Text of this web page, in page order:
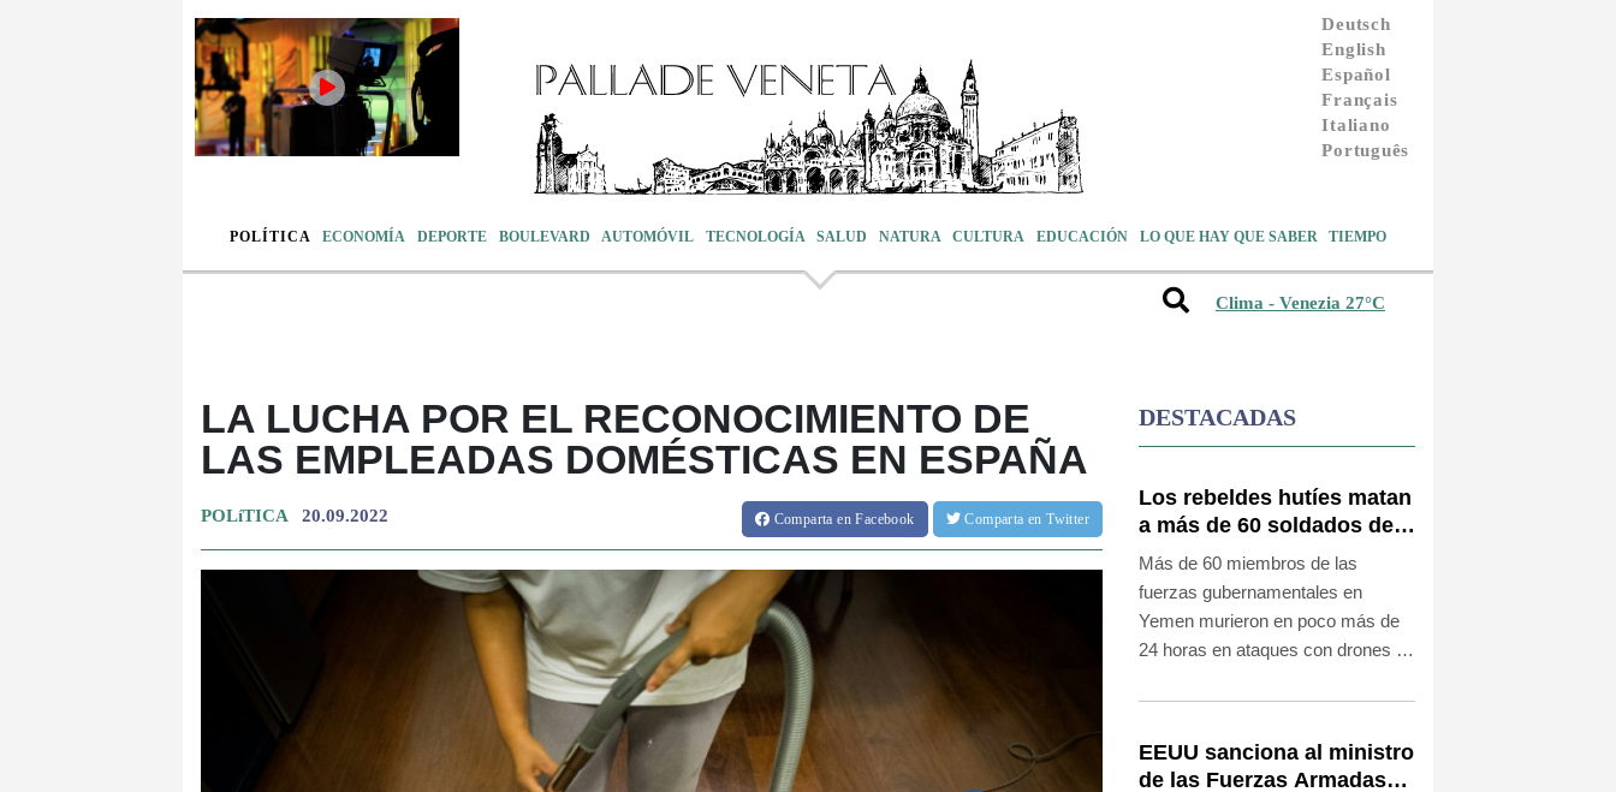
Deutsch
English
Español
Français
Italiano
Português
POLÍTICA ECONOMÍA DEPORTE BOULEVARD AUTOMÓVIL TECNOLOGÍA SALUD NATURA CULTURA EDUCACIÓN LO QUE HAY QUE SABER TIEMPO
Clima - Venezia 27°C
LA LUCHA POR EL RECONOCIMIENTO DE
LAS EMPLEADAS DOMÉSTICAS EN ESPAÑA
POLíTICA 20.09.2022 Compartaen Facebook Comparta en Twitter
DESTACADAS
Los rebeldes hutíes matan
a más de 60 soldados de
las fuerzas
gubernamentales en
Yemen
Más de 60 miembros de las
fuerzas gubernamentales en
Yemen murieron en poco más de
24 horas en ataques con drones y
rebeldes hutíes, el saldo más letal
ambos bandos.
EEUU sanciona al ministro
de las Fuerzas Armadas